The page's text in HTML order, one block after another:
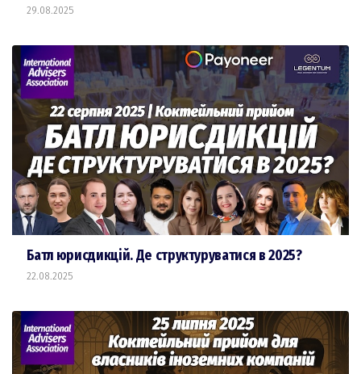
29.08.2025
Батл юрисдикцій. Де структуруватися в 2025?
22.08.2025